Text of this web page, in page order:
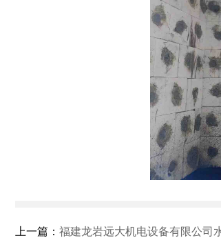
上一篇： 福建龙岩远大机电设备有限公司水泥厂系统